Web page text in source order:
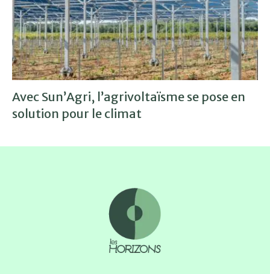
Avec Sun’Agri, l’agrivoltaïsme se pose en
solution pour le climat